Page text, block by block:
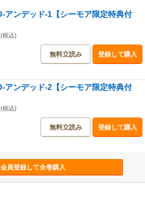
アンデッド-1【シーモア限定特典付
税込)
無料立読み 登録して購入
アンデッド-2【シーモア限定特典付
税込)
無料立読み 登録して購入
会員登録して全巻購入